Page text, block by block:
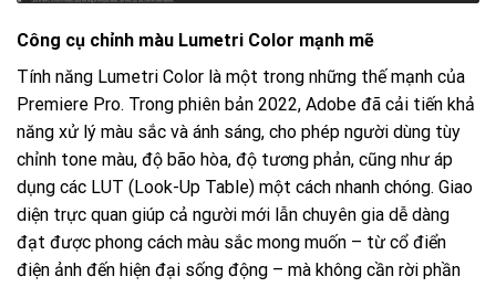
Công cụ chỉnh màu Lumetri Color mạnh mẽ
Tính năng Lumetri Color là một trong những thế mạnh của
Premiere Pro. Trong phiên bản 2022, Adobe đã cải tiến khả
năng xử lý màu sắc và ánh sáng, cho phép người dùng tùy
chỉnh tone màu, độ bão hòa, độ tương phản, cũng như áp
dụng các LUT (Look-Up Table) một cách nhanh chóng. Giao
diện trực quan giúp cả người mới lẫn chuyên gia dễ dàng
đạt được phong cách màu sắc mong muốn – từ cổ điển
điện ảnh đến hiện đại sống động – mà không cần rời phần